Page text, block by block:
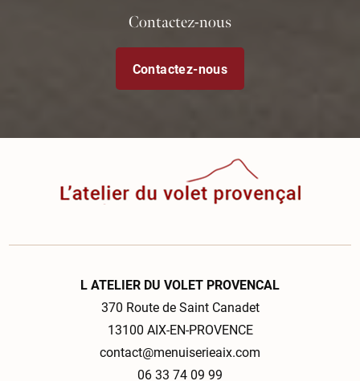
Contactez-nous
Contactez-nous
L ATELIER DU VOLET PROVENCAL
370 Route de Saint Canadet
13100 AIX-EN-PROVENCE
contact@menuiserieaix.com
06 33 74 09 99